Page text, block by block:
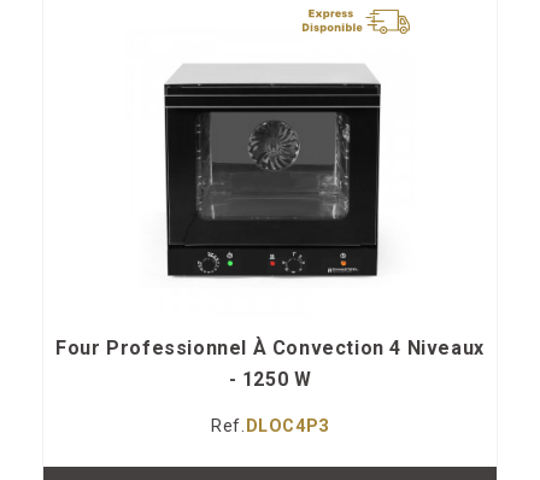
Four Professionnel À Convection 4 Niveaux
- 1250 W
Ref. DLOC4P3